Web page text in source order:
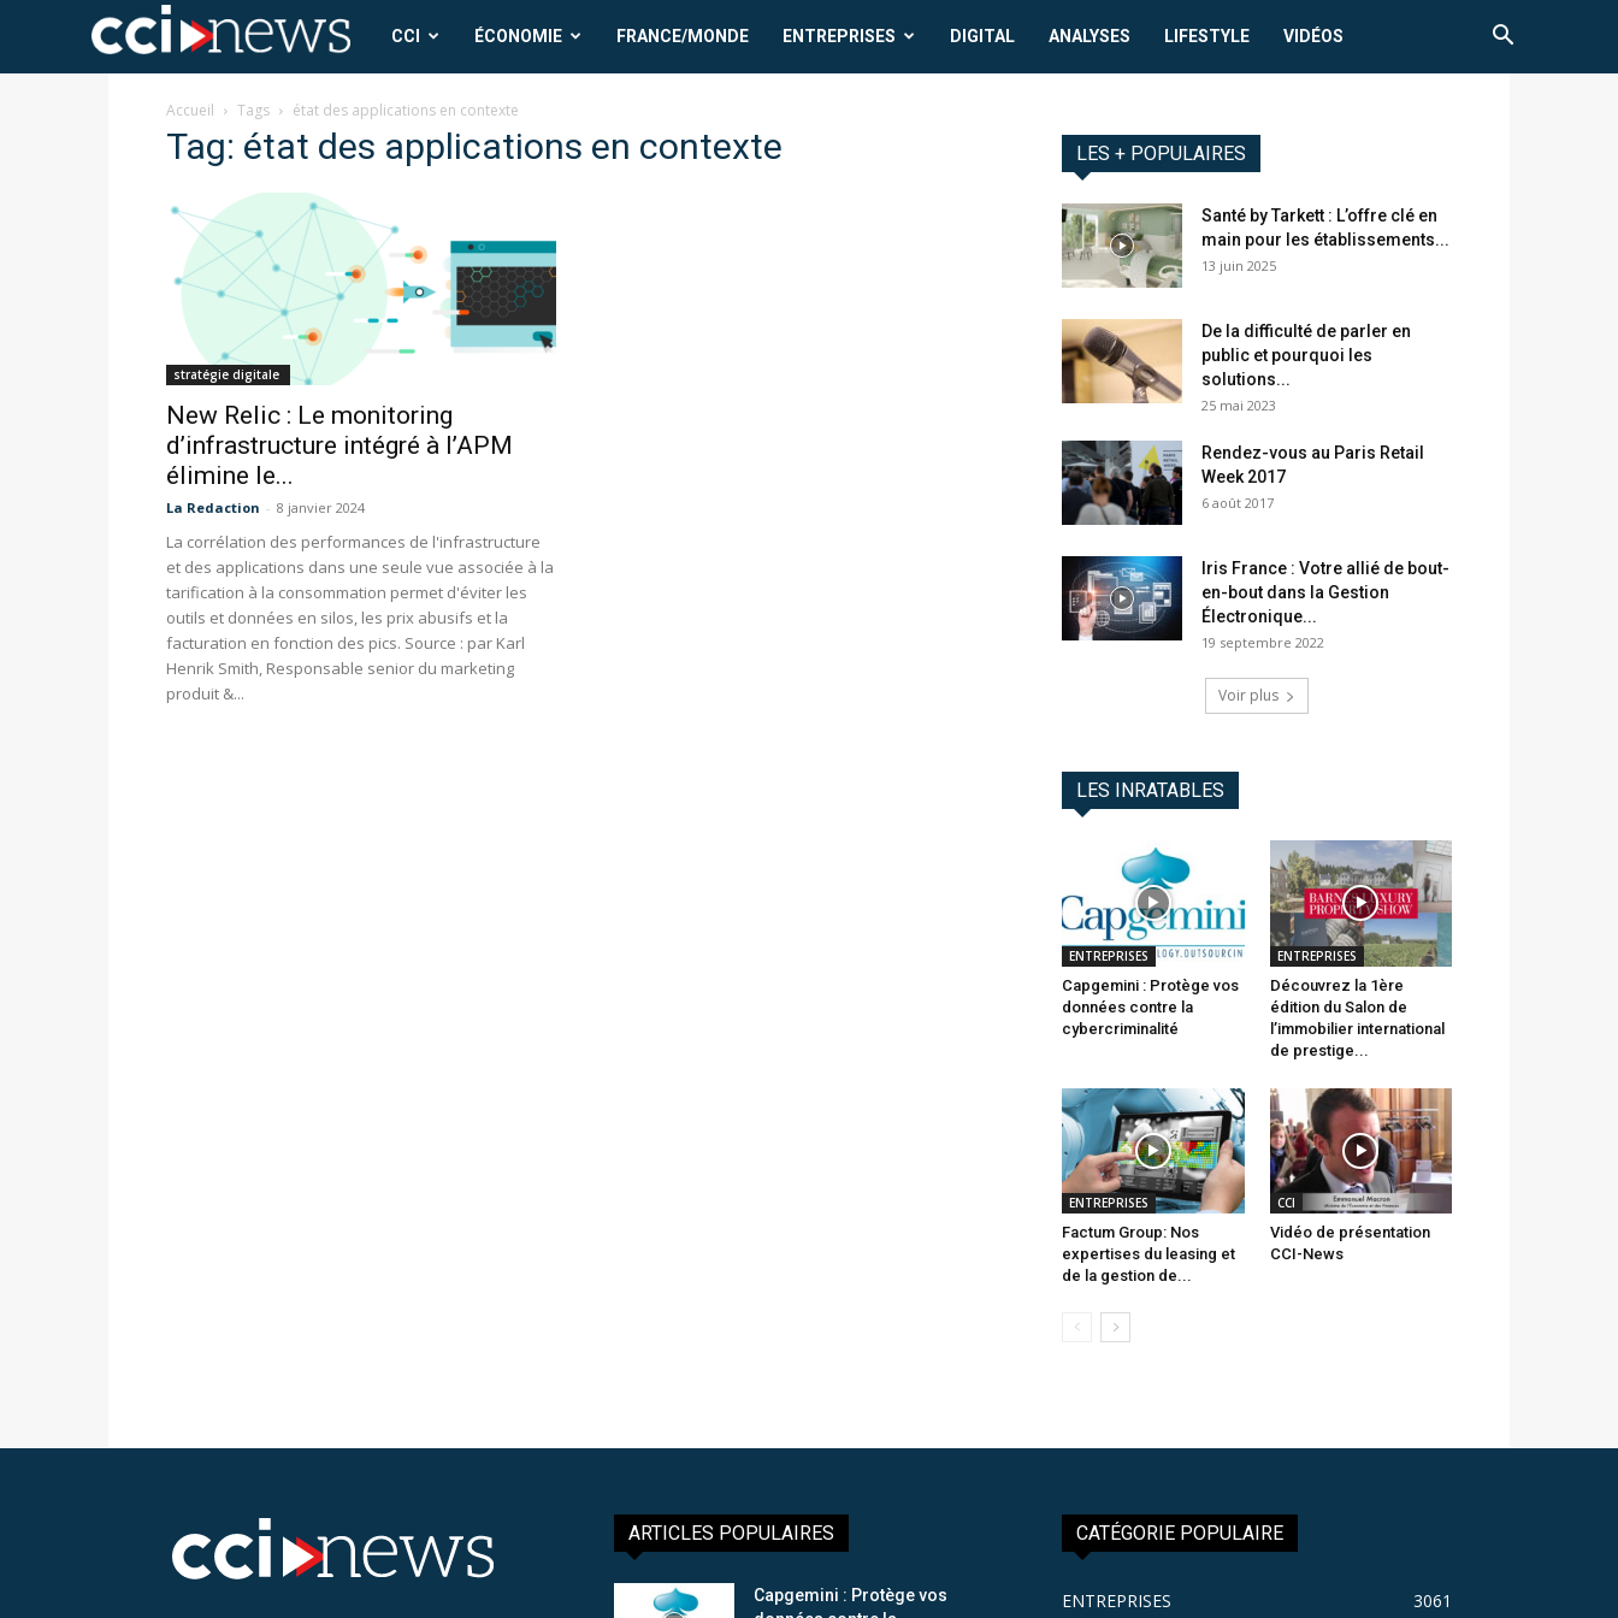
CCI
News
CCI ÉCONOMIE FRANCE/MONDE ENTREPRISES DIGITAL ANALYSES LIFESTYLE VIDÉOS
Accueil Tags état des applications en contexte
Tag: état des applications en contexte
stratégie digitale
New Relic : Le monitoring
d’infrastructure intégré à l’APM
élimine le...
La Redaction - 8 janvier 2024
La corrélation des performances de l'infrastructure
et des applications dans une seule vue associée à la
tarification à la consommation permet d'éviter les
outils et données en silos, les prix abusifs et la
facturation en fonction des pics. Source : par Karl
Henrik Smith, Responsable senior du marketing
produit &...
LES + POPULAIRES
Santé by Tarkett : L’offre clé en
main pour les établissements...
13 juin 2025
De la difficulté de parler en
public et pourquoi les
solutions...
25 mai 2023
Rendez-vous au Paris Retail
Week 2017
6 août 2017
Iris France : Votre allié de bout-
en-bout dans la Gestion
Électronique...
19 septembre 2022
Voir plus
LES INRATABLES
ENTREPRISES
Capgemini : Protège vos
données contre la
cybercriminalité
ENTREPRISES
Découvrez la 1ère
édition du Salon de
l’immobilier international
de prestige...
ENTREPRISES
Factum Group: Nos
expertises du leasing et
de la gestion de...
CCI
Vidéo de présentation
CCI-News
ARTICLES POPULAIRES
Capgemini : Protège vos
CATÉGORIE POPULAIRE
ENTREPRISES 3061